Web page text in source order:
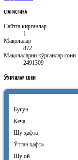
СТАТИСТИКА
Сайтга кирганлар
1
Мақолалар
872
Мақолаларни кӯрганлар сони
2491309
ӮҚУВЧИЛАРСОНИ
Бугун
Кеча
Шу ҳафта
Ӯтган ҳафта
Шу ой